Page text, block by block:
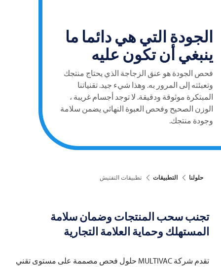
الجودة التي هي دائما ما
ينبغي أن تكون عليه
فحص الجودة هو عنق الزجاجة الذي يحتاج منتجك
وتعبئته إلى المرور به. وهذا شيء جيد. تقنياتنا
المبتكرة موثوقة ودقيقة. لا توجد أجسام غريبة ،
الوزن الصحيح وفحص العبوة النهائي يضمن سلامة
وجودة منتجك.
حلولنا التطبيقات تطبيقات التفتيش
تجنب سحب المنتجات وضمان سلامة
المستهلك وحماية العلامة التجارية
تقدم شركة MULTIVAC حلول فحص مصممة على مستوى تقني